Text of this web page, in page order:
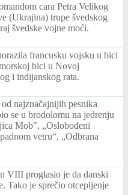
cara Petra Velikog
(Ukrajina) trupe švedskog
švedske vojne moći.
francusku vojsku u bici
bici u Novoj
i indijanskog rata.
najznačajnijih pesnika
se u brodolomu na jedrenju
Mob", „Oslobođeni
vetru“, „Odbrana
VIII proglasio je da danski
Tako je sprečio otcepljenje